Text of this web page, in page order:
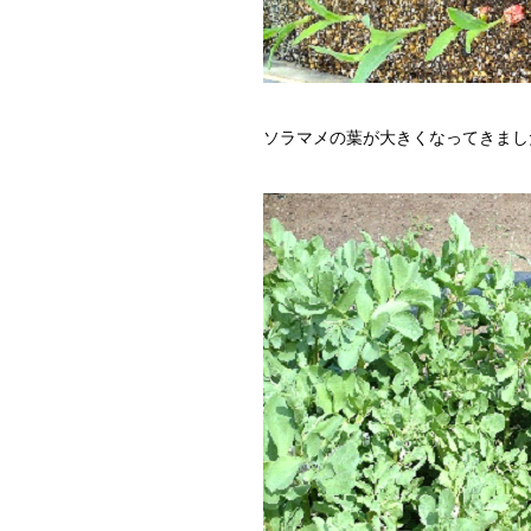
ソラマメの葉が大きくなってきま